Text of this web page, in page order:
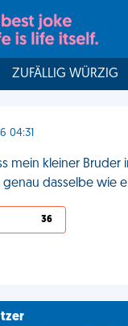
ZUFÄLLIG WÜRZIG
04:31
mein kleiner
dasselbe wie
36